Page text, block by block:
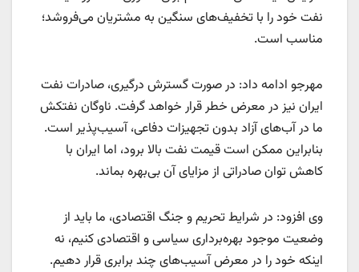
نفت خود را با تخفیف‌های سنگین به مشتریان می‌فروشد؛
مناسب است.
مهرجو ادامه داد: در صورت گسترش درگیری، صادرات نفت
ایران نیز در معرض خطر قرار خواهد گرفت. ناوگان نفتکش
ما در آب‌های آزاد بدون تجهیزات دفاعی، آسیب‌پذیر است.
بنابراین ممکن است قیمت نفت بالا برود، اما ایران با
کاهش توان صادراتی از مزایای آن بی‌بهره بماند.
وی افزود: در شرایط تحریم و جنگ اقتصادی، ما باید از
وضعیت موجود بهره‌برداری سیاسی و اقتصادی کنیم، نه
اینکه خود را در معرض آسیب‌های چند برابری قرار دهیم.